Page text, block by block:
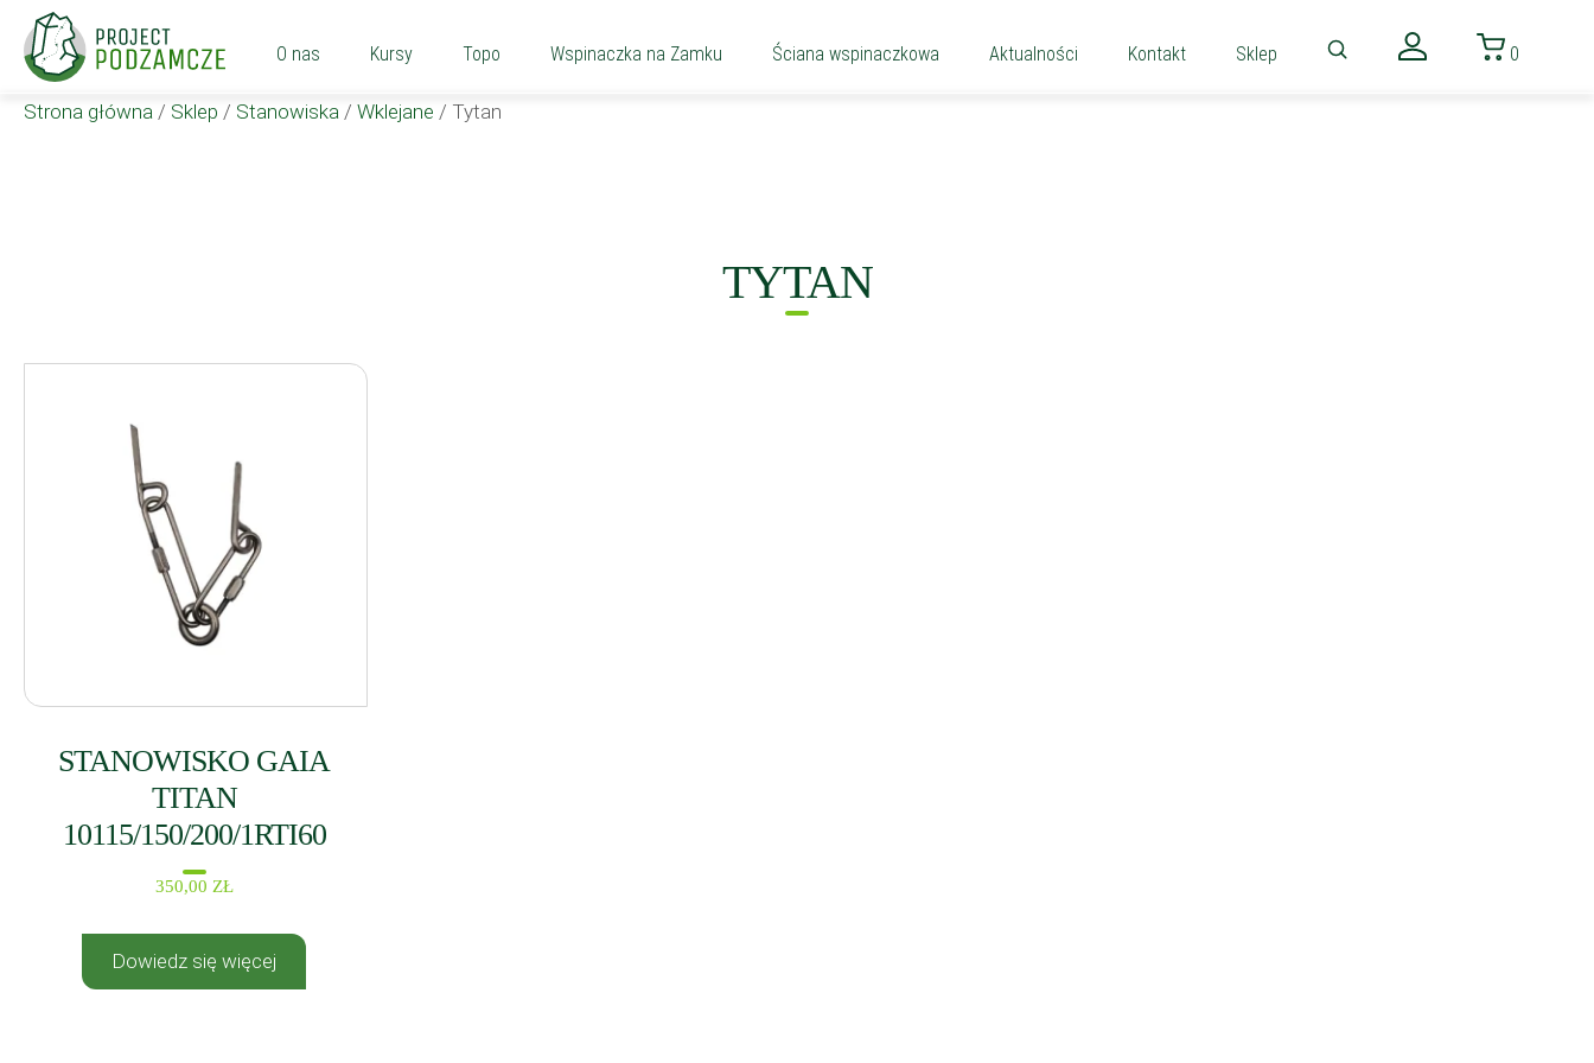
O nas Kursy Topo Wspinaczka na Zamku Ściana wspinaczkowa Aktualności Kontakt Sklep 0
Strona główna / Sklep / Stanowiska / Wklejane / Tytan
TYTAN
STANOWISKO GAIA
TITAN
10115/150/200/1RTI60
350,00 ZŁ
Dowiedz się więcej